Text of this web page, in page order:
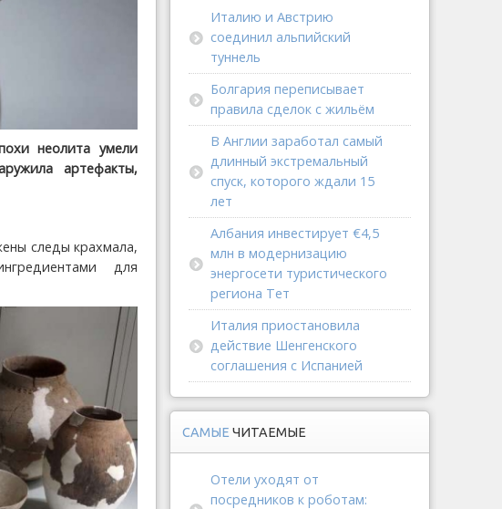
неолита умели
артефакты,
следы крахмала,
для
Италию и Австрию
соединил альпийский
туннель
Болгария переписывает
правила сделок с жильём
В Англии заработал самый
длинный экстремальный
спуск, которого ждали 15
лет
Албания инвестирует €4,5
млн в модернизацию
энергосети туристического
региона Тет
Италия приостановила
действие Шенгенского
соглашения с Испанией
САМЫЕ ЧИТАЕМЫЕ
Отели уходят от
посредников к роботам: